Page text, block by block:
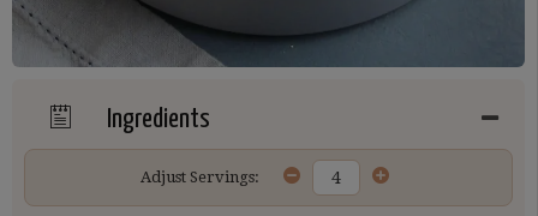
Ingredients
Adjust Servings: